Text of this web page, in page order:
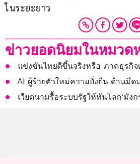
ในระยะยาว
ข่าวยอดนิยมในหมวด
แข่งขันไทยดีขึ้นจริงหรือ ภาคธุรกิจ
AI ผู้ร้ายตัวใหม่ความยั่งยืน ด้านมืด
เวียดนามรื้อระบบรัฐให้ทันโลก‘มังก